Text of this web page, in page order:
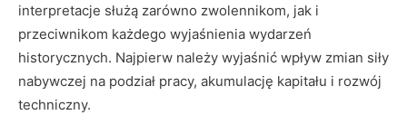
interpretacje służą zarówno zwolennikom, jak i
przeciwnikom każdego wyjaśnienia wydarzeń
historycznych. Najpierw należy wyjaśnić wpływ zmian siły
nabywczej na podział pracy, akumulację kapitału i rozwój
techniczny.